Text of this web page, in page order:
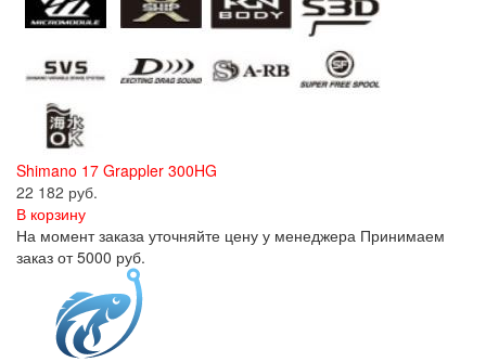
Shimano 17 Grappler 300HG
22 182 руб.
В корзину
На момент заказа уточняйте цену у менеджера Принимаем
заказ от 5000 руб.